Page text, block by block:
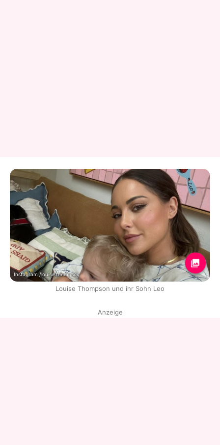
Instagram /louise.thompson
Louise Thompson und ihr Sohn Leo
Anzeige